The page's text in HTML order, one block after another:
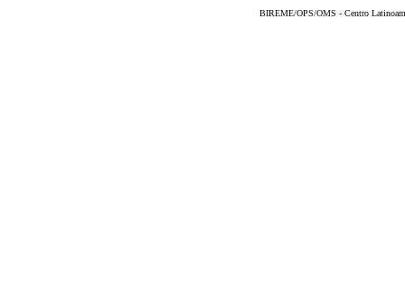
BIREME/OPS/OMS - Centro